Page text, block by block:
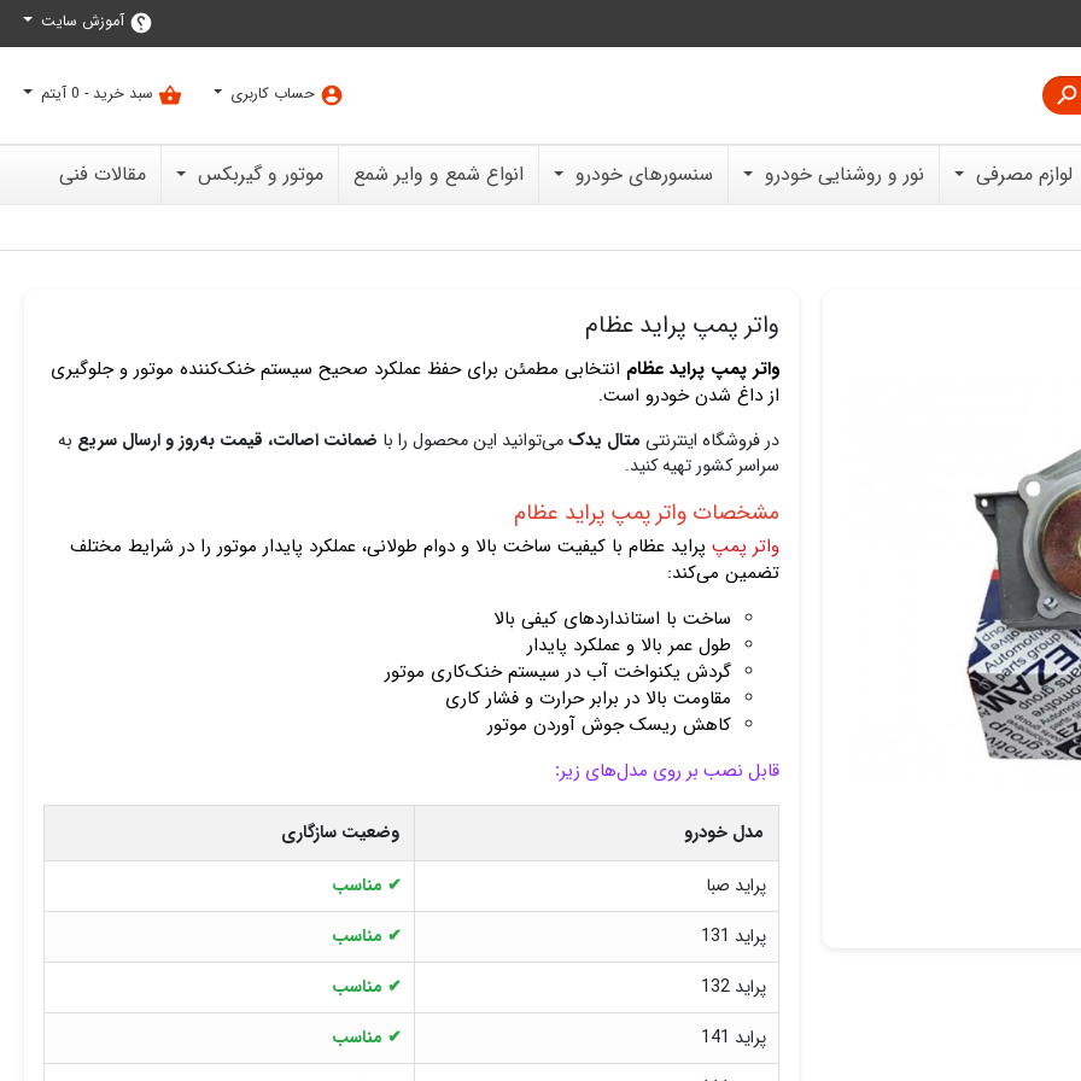
help آموزش سایت

account_circle حساب کاربری shopping_basket سبد خرید - 0 آیتم
لوازم مصرفی نور و روشنایی خودرو سنسورهای خودرو انواع شمع و وایر شمع موتور و گیربکس مقالات فنی
واتر پمپ پراید عظام
واتر پمپ پراید عظام انتخابی مطمئن برای حفظ عملکرد صحیح سیستم خنک‌کننده موتور و جلوگیری
از داغ شدن خودرو است.
در فروشگاه اینترنتی متال یدکمی‌توانید این محصول را با ضمانت اصالت، قیمت به‌روز و ارسال سریع به
سراسر کشور تهیه کنید.
مشخصات واتر پمپ پراید عظام
واتر پمپ پراید عظام با کیفیت ساخت بالا و دوام طولانی، عملکرد پایدار موتور را در شرایط مختلف
تضمین می‌کند:
ساخت با استانداردهای کیفی بالا
طول عمر بالا و عملکرد پایدار
گردش یکنواخت آب در سیستم خنک‌کاری موتور
مقاومت بالا در برابر حرارت و فشار کاری
کاهش ریسک جوش آوردن موتور
قابل نصب بر روی مدل‌های زیر:
مدل خودرو
وضعیت سازگاری
پراید صبا
✔ مناسب
پراید 131
✔ مناسب
پراید 132
✔ مناسب
پراید 141
✔ مناسب